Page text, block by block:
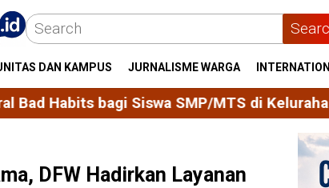
DAN KAMPUS JURNALISME WARGA
MTS di Kelurahan Majjelling Wattang
DFW Hadirkan Layanan